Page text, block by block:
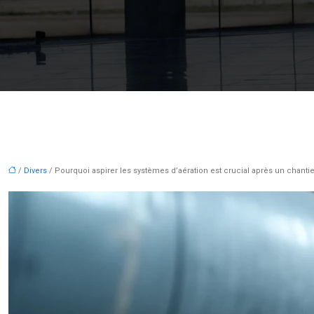
/ Divers / Pourquoi aspirer les systèmes d’aération est crucial après un